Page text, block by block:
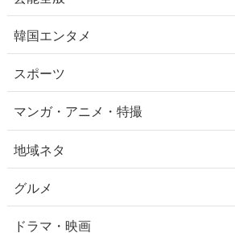
韓国エンタメ
スポーツ
マンガ・アニメ・特撮
地域ネタ
グルメ
ドラマ・映画